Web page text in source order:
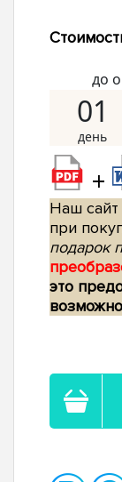
до
01
+
Наш сайт
при
подарок
это